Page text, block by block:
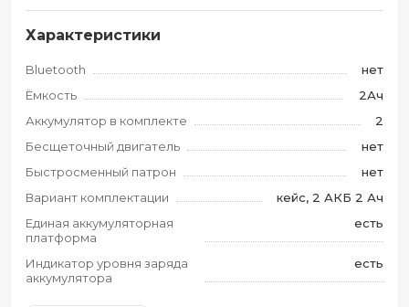
Характеристики
Bluetooth
нет
Ёмкость
2Ач
Аккумулятор в комплекте
2
Бесщеточный двигатель
нет
Быстросменный патрон
нет
Вариант комплектации
кейс, 2 АКБ 2 Ач
Единая аккумуляторная
платформа
есть
Индикатор уровня заряда
аккумулятора
есть